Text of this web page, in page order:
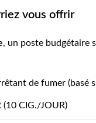
vous offrir
, un poste budgétaire
de fumer (basé
(10 CIG./JOUR)